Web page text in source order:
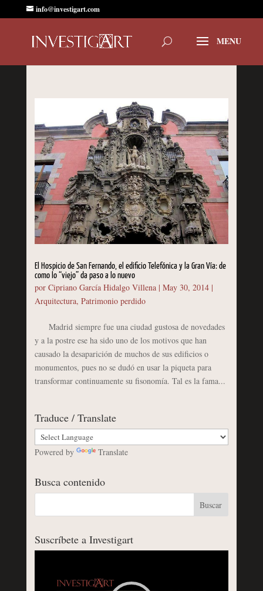
info@investigart.com
El Hospicio de San Fernando, el edificio Telefónica y la Gran Vía: de
como lo “viejo” da paso a lo nuevo
por Cipriano García Hidalgo Villena| May 30, 2014|
Arquitectura, Patrimonio perdido
Madrid siempre fue una ciudad gustosa de novedades
y a la postre ese ha sido uno de los motivos que han
causado la desaparición de muchos de sus edificios o
monumentos, pues no se dudó en usar la piqueta para
transformar continuamente su fisonomía. Tal es la fama...
Traduce / Translate
Powered by Translate
Busca contenido
Suscríbete a Investigart